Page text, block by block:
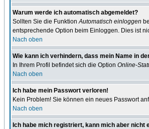
Warum werde ich automatisch abgemeldet?
Sollten Sie die FunktionAutomatisch einloggen
entsprechende Option beim Einloggen. Dies ist
Nach oben
Wie kann ich verhindern, dass mein Name in
In Ihrem Profil befindet sich die Option Online-
Nach oben
Ich habe mein Passwort verloren!
Kein Problem! Sie können ein neues Passwort
Nach oben
Ich habe mich registriert, kann mich aber nicht